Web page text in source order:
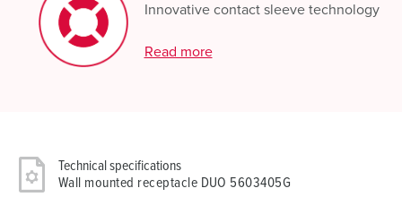
Innovative contact sleeve technology
Read more
Technical specifications
Wall mounted receptacle DUO 5603405G